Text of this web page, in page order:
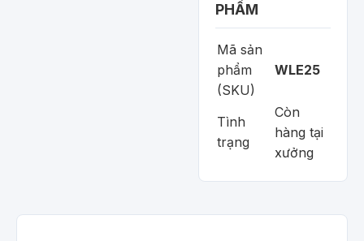
PHẨM
Mã sản
phẩm
(SKU)
WLE25
Tình
trạng
Còn
hàng tại
xưởng